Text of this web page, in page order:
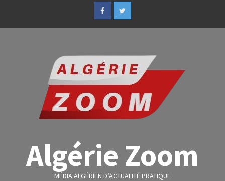
Algérie Zoom
MÉDIA ALGÉRIEN D’ACTUALITÉ PRATIQUE